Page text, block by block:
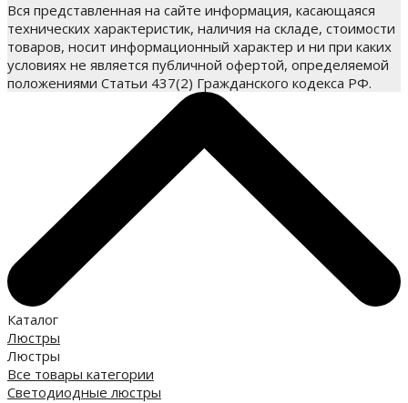
Вся представленная на сайте информация, касающаяся
технических характеристик, наличия на складе, стоимости
товаров, носит информационный характер и ни при каких
условиях не является публичной офертой, определяемой
положениями Статьи 437(2) Гражданского кодекса РФ.
Каталог
Люстры
Люстры
Все товары категории
Светодиодные люстры